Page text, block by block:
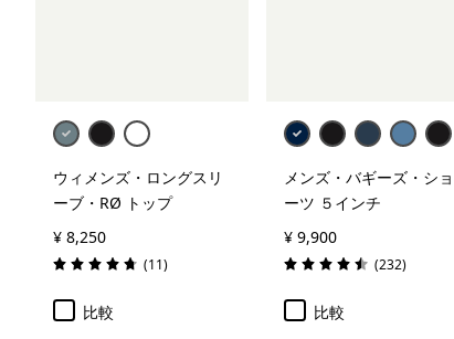
ウィメンズ・ロングスリ
ーブ・RØ トップ
¥ 8,250
評価: 4.7 / 5 (11レビュー
)
比較
メンズ・バギーズ・ショ
ーツ ５インチ
¥ 9,900
評価: 4.5 / 5 (232レビュー
)
比較